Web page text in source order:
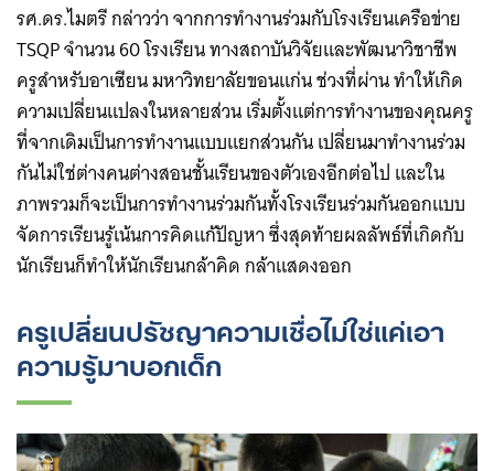
Search
รศ.ดร.ไมตรี กล่าวว่า จากการทำงานร่วมกับโรงเรียนเครือข่าย
TSQP จำนวน 60 โรงเรียน ทางสถาบันวิจัยและพัฒนาวิชาชีพ
ครูสำหรับอาเซียน มหาวิทยาลัยขอนแก่น ช่วงที่ผ่าน ทำให้เกิด
ความเปลี่ยนแปลงในหลายส่วน เริ่มตั้งแต่การทำงานของคุณครู
ที่จากเดิมเป็นการทำงานแบบแยกส่วนกัน เปลี่ยนมาทำงานร่วม
กันไม่ใช่ต่างคนต่างสอนชั้นเรียนของตัวเองอีกต่อไป และใน
ภาพรวมก็จะเป็นการทำงานร่วมกันทั้งโรงเรียนร่วมกันออกแบบ
จัดการเรียนรู้เน้นการคิดแก้ปัญหา ซึ่งสุดท้ายผลลัพธ์ที่เกิดกับ
นักเรียนก็ทำให้นักเรียนกล้าคิด กล้าแสดงออก
ครูเปลี่ยนปรัชญาความเชื่อไม่ใช่แค่เอา
ความรู้มาบอกเด็ก